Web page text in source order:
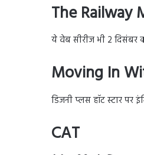
The Railway
ये वेब सीरीज भी 2 दिसंबर
Moving In
डिजनी प्लस हॉट स्टार पर
CAT